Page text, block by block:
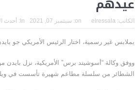
الكاتب: elressala
on: سبتمبر 07, 2021 In: أحدث
بملابس غير رسمية، اختار الرئيس الأمريكي جو
ووفق وكالة “أسوشيتد برس” الأمريكية، نزل
الشطائر من سلسلة مطاعم شهيرة تأسست في